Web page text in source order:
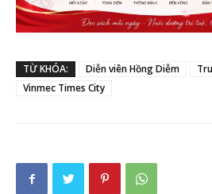
TỪ KHÓA: Diễn viên Hồng Diễm
Vinmec Times City